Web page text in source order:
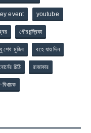
event youtube
গৌরচন্দ্রিকা
শেখ মুজিব বহে যায় দিন
চিঠি রাজাকার